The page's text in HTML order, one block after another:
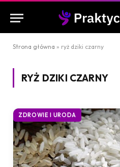
Strona główna » ryż dziki czarny
RYŻ DZIKI CZARNY
ZDROWIE I URODA